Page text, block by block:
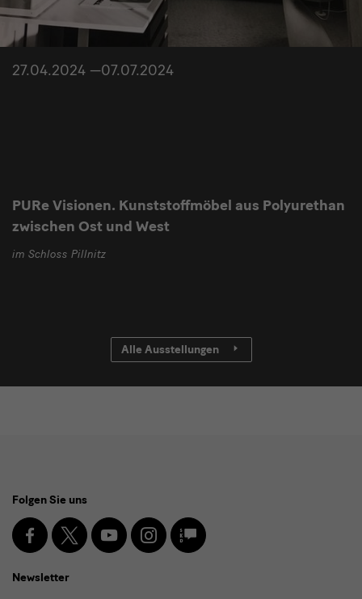
27.04.2024 —07.07.2024
PURe Visionen. Kunststoffmöbel aus Polyurethan
zwischen Ost und West
im Schloss Pillnitz
Alle Ausstellungen
Media
und
Newsletter
Folgen Sie uns
Facebook
X YoutubeInstagramSKD
Blog
Newsletter